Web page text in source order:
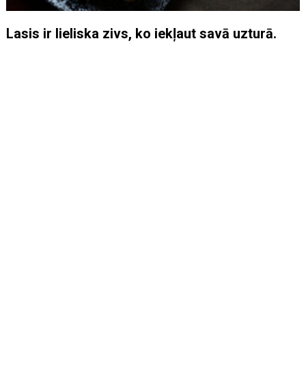
Lasis ir lieliska zivs, ko iekļaut savā uzturā.